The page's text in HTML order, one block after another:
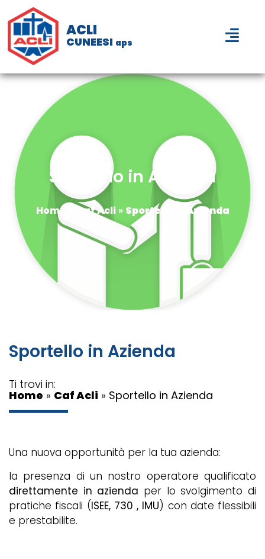
ACLI
CUNEESI aps
Sportello in Azienda
Home Caf Acli» Sportello In Azienda
Sportello in Azienda
Ti trovi in:
Home » Caf Acli » Sportello in Azienda
Una nuova opportunità per la tua azienda:
la presenza di un nostro operatore qualificato
direttamente in azienda per lo svolgimento di
pratiche fiscali (ISEE, 730 , IMU) con date flessibili
e prestabilite.